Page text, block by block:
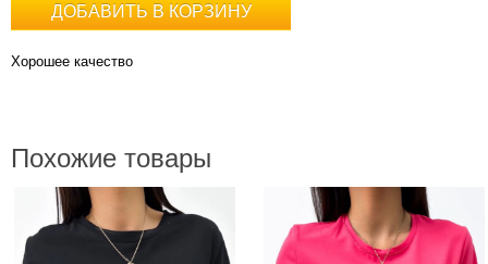
ДОБАВИТЬ В КОРЗИНУ
Хорошее качество
Похожие товары